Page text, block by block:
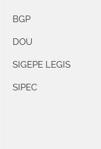
BGP
DOU
SIGEPE LEGIS
SIPEC